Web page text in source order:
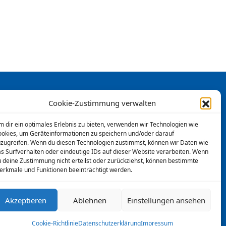
Cookie-Zustimmung verwalten
dir ein optimales Erlebnis zu bieten, verwenden wir Technologien wie
um Geräteinformationen zu speichern und/oder darauf
Wenn du diesen Technologien zustimmst, können wir Daten wie
Surfverhalten oder eindeutige IDs auf dieser Website verarbeiten. Wenn
deine Zustimmung nicht erteilst oder zurückziehst, können bestimmte
und Funktionen beeinträchtigt werden.
Akzeptieren Ablehnen Einstellungen ansehen
Cookie-RichtlinieDatenschutzerklärungImpressum
SC Käfertal
Riedstraße 90, 68309 Mannheim